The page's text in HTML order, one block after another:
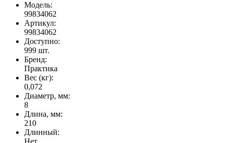
Модель:
99834062
Артикул:
99834062
Доступно:
999 шт.
Бренд:
Практика
Вес (кг):
0,072
Диаметр, мм:
8
Длина, мм:
210
Длинный: